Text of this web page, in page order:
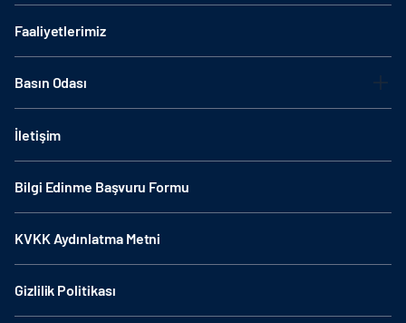
Faaliyetlerimiz
Basın Odası
İletişim
Bilgi Edinme Başvuru Formu
KVKK Aydınlatma Metni
Gizlilik Politikası